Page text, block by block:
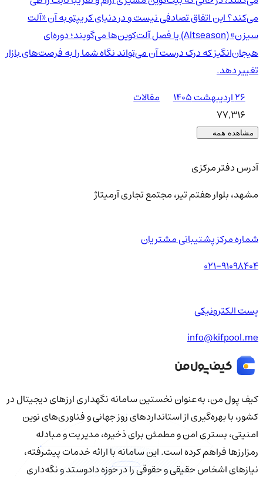
می‌کند؟ این اتفاق تصادفی نیست و در دنیای کریپتو به آن «آلت
سیزن» (Altseason) یا فصل آلت‌کوین‌ها می‌گویند؛ دوره‌ای
هیجان‌انگیز که درک درست آن می‌تواند نگاه شما را به فرصت‌های بازار
تغییر دهد.
۲۶ اردیبهشت ۱۴۰۵
مقالات
77,316
مشاهده همه
آدرس دفتر مرکزی
مشهد، بلوار هفتم تیر، مجتمع تجاری آرمیتاژ
شماره مرکز پشتیبانی مشتریان
021-91098404
پست الکترونیکی
info@kifpool.me
کیف‌ پول من، به‌عنوان نخستین سامانه نگهداری ارزهای دیجیتال در
کشور، با بهره‌گیری از استانداردهای روز جهانی و فناوری‌های نوین
امنیتی، بستری امن و مطمئن برای ذخیره، مدیریت و مبادله
رمزارزها فراهم کرده است. این سامانه با ارائه خدمات پیشرفته،
نیازهای اشخاص حقیقی و حقوقی را در حوزه دادوستد و نگه‌داری